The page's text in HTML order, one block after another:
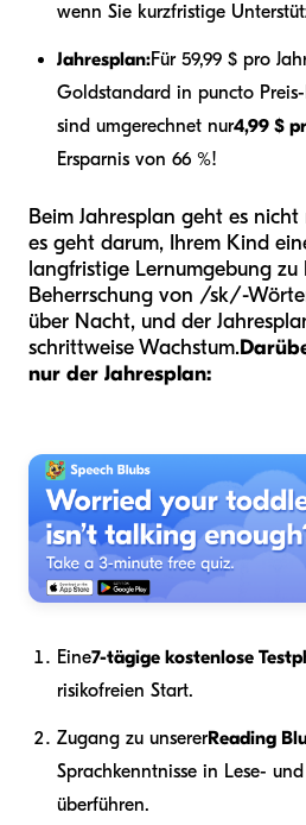
wenn Sie kurzfristige
Jahresplan:Für 59,99 $ pro
Goldstandard in puncto Preis-
sind umgerechnet nur4,99 $
Ersparnis von 66 %!
Beim Jahresplan geht es
es geht darum, Ihrem Kind
langfristige Lernumgebung zu
Beherrschung von /sk/-
über Nacht, und der
schrittweise Wachstum.
nur der Jahresplan:
Eine7-tägige kostenlose
risikofreien Start.
Zugang zu unsererReading
Sprachkenntnisse in Lese-
überführen.